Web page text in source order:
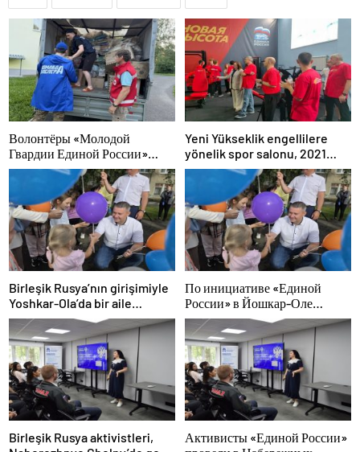
Волонтёры «Молодой
Гвардии Единой России»
ликвидируют последствия
паводков на Урале и Дальнем
Востоке
Yeni Yükseklik engellilere
yönelik spor salonu, 2021
Birleşik Rusya Halk Programı
kapsamında Saratov’da açıldı
Birleşik Rusya’nın girişimiyle
Yoshkar-Ola’da bir aile
festivali düzenlendi
По инициативе «Единой
России» в Йошкар-Оле
состоялся семейный
фестиваль
Birleşik Rusya aktivistleri,
Активисты «Единой России»